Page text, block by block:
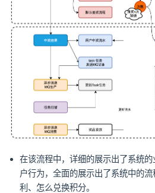
在该流程中，详细的展示出了系统
户行为，全面的展示出了系统中的
利、怎么兑换积分。